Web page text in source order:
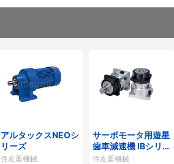
アルタックスNEOシ
リーズ
住友重機械
サーボモータ用遊星
歯車減速機 IBシリー
ズP1タイプ
住友重機械